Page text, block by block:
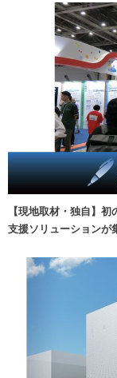
【現地取材・独自】
支援ソリューションが